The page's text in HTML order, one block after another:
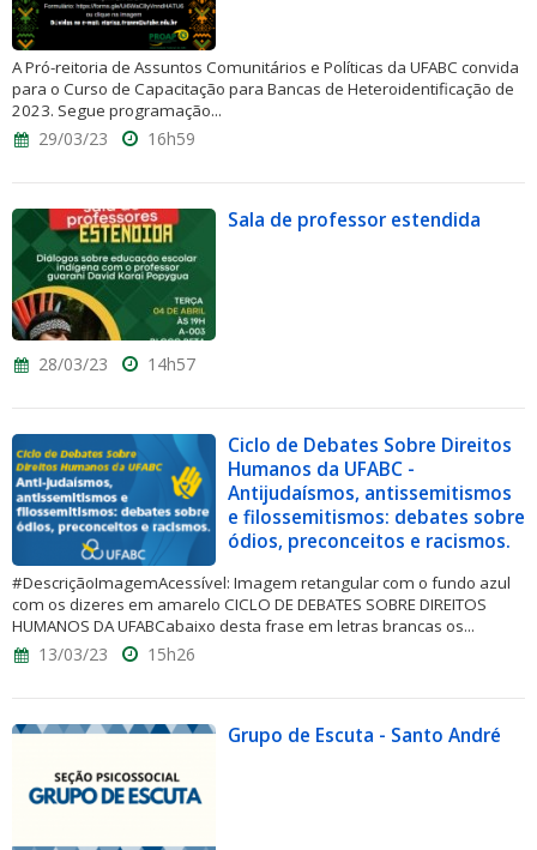
A Pró-reitoria de Assuntos Comunitários e Políticas da UFABC convida
para o Curso de Capacitação para Bancas de Heteroidentificação de
2023. Segue programação...
29/03/23 16h59
Sala de professor estendida
28/03/23 14h57
Ciclo de Debates Sobre Direitos
Humanos da UFABC -
Antijudaísmos, antissemitismos
e filossemitismos: debates sobre
ódios, preconceitos e racismos.
#DescriçãoImagemAcessível: Imagem retangular com o fundo azul
com os dizeres em amarelo CICLO DE DEBATES SOBRE DIREITOS
HUMANOS DA UFABCabaixo desta frase em letras brancas os...
13/03/23 15h26
Grupo de Escuta - Santo André